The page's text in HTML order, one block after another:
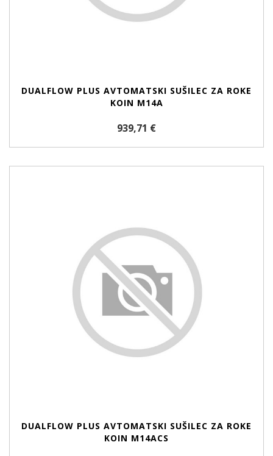
DUALFLOW PLUS AVTOMATSKI SUŠILEC ZA ROKE
KOIN M14A
939,71 €
DUALFLOW PLUS AVTOMATSKI SUŠILEC ZA ROKE
KOIN M14ACS